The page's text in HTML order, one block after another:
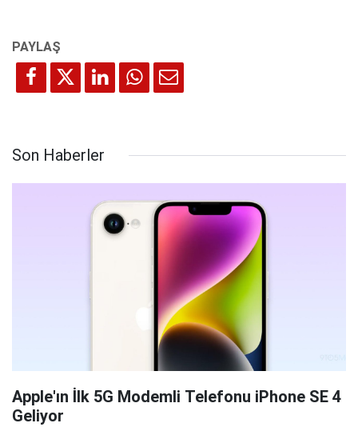
Son Haberler
Apple'ın İlk 5G Modemli Telefonu iPhone SE 4
Geliyor